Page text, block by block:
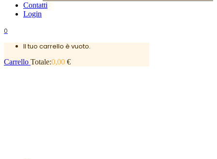
Contatti
Login
0
Il tuo carrello è vuoto.
Carrello Totale:0,00 €